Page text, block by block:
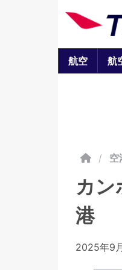
航空 航
/ 空
カン
港
2025年9